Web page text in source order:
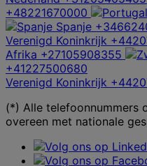
+48221670000
Spanje
Verenigd Koninkrijk
Afrika +27105908355
+41227500680
Verenigd Koninkrijk
(*) Alle telefoonnummers
overeen met nationale